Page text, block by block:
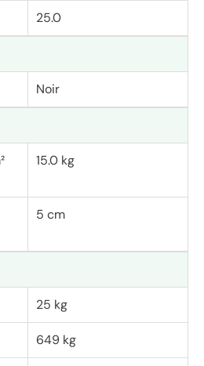
25.0
Noir
15.0 kg
5 cm
25 kg
649 kg